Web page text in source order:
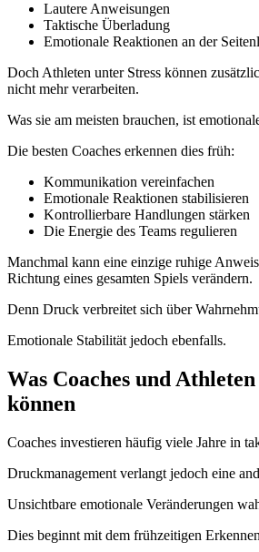
Lautere Anweisungen
Taktische Überladung
Emotionale Reaktionen an der
Doch Athleten unter Stress können
nicht mehr verarbeiten.
Was sie am meisten brauchen, ist
Die besten Coaches erkennen dies früh:
Kommunikation vereinfachen
Emotionale Reaktionen stabilisieren
Kontrollierbare Handlungen stärken
Die Energie des Teams regulieren
Manchmal kann eine einzige ruhige
Richtung eines gesamten Spiels verändern.
Denn Druck verbreitet sich über
Emotionale Stabilität jedoch ebenfalls.
Was Coaches und
können
Coaches investieren häufig viele Jahre in
Druckmanagement verlangt jedoch eine
Unsichtbare emotionale Veränderungen
Dies beginnt mit dem frühzeitigen